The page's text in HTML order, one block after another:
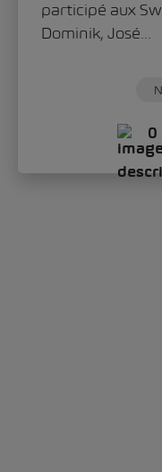
participé aux
Dominik, José...
0